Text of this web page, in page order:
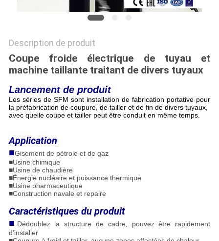
Description de produit
Coupe froide électrique de tuyau et
machine taillante traitant de divers tuyaux
Lancement de produit
Les séries de SFM sont installation de fabrication portative pour
la préfabrication de coupure, de tailler et de fin de divers tuyaux,
avec quelle coupe et tailler peut être conduit en même temps.
Application
■Gisement de pétrole et de gaz
■Usine chimique
■Usine de chaudière
■Énergie nucléaire et puissance thermique
■Usine pharmaceutique
■Construction navale et repaire
Caractéristiques du produit
■ Dédoublez la structure de cadre, pouvez être rapidement
d'installer